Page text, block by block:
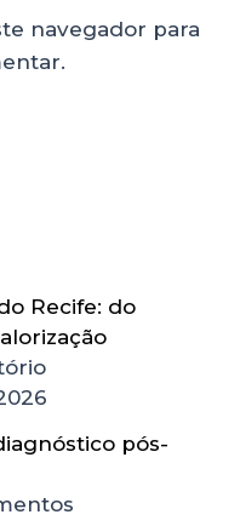
navegador para
Recife: do
pós-